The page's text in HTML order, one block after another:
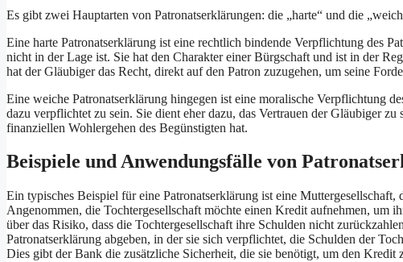
Es gibt zwei Hauptarten von Patronatserklärungen: die „harte“ und die
Eine harte Patronatserklärung ist eine rechtlich bindende Verpflichtung des
nicht in der Lage ist. Sie hat den Charakter einer Bürgschaft und ist in der
hat der Gläubiger das Recht, direkt auf den Patron zuzugehen, um seine
Eine weiche Patronatserklärung hingegen ist eine moralische Verpflichtung
dazu verpflichtet zu sein. Sie dient eher dazu, das Vertrauen der Gläubiger
finanziellen Wohlergehen des Begünstigten hat.
Beispiele und Anwendungsfälle von
Ein typisches Beispiel für eine Patronatserklärung ist eine
Angenommen, die Tochtergesellschaft möchte einen Kredit aufnehmen, um
über das Risiko, dass die Tochtergesellschaft ihre Schulden nicht
Patronatserklärung abgeben, in der sie sich verpflichtet, die Schulden der
Dies gibt der Bank die zusätzliche Sicherheit, die sie benötigt, um den Kredit